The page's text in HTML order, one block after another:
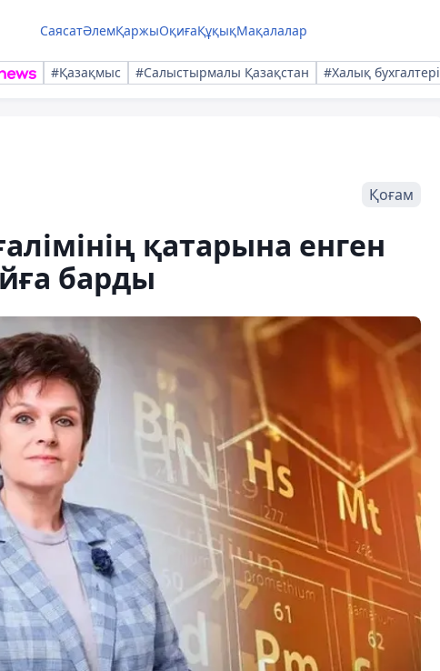
СаясатӘлемҚаржыОқиғаҚұқықМақалалар
#Қазақмыс #Салыстырмалы Қазақстан #Халық бухгалтері
Қоғам
қатарына енген
барды